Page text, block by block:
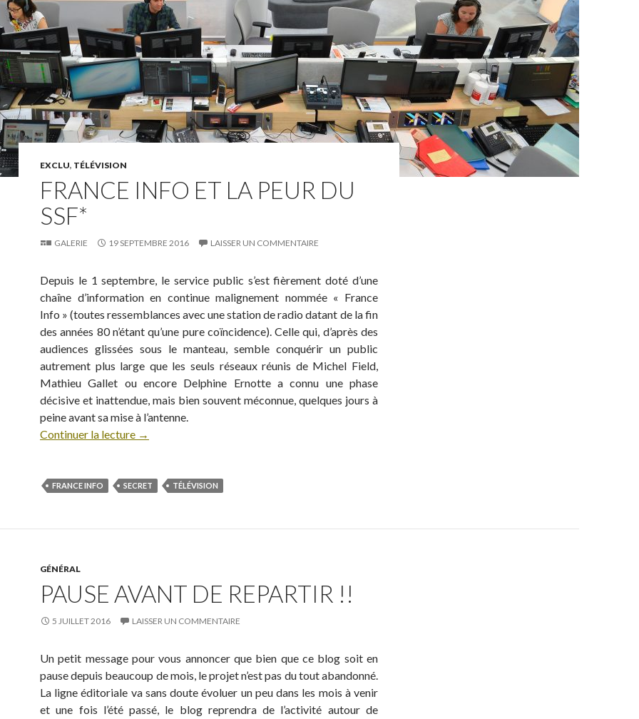
EXCLU, TÉLÉVISION
FRANCE INFO ET LA PEUR DU
SSF*
GALERIE 19 SEPTEMBRE 2016 LAISSER UN COMMENTAIRE
Depuis le 1 septembre, le service public s’est fièrement doté d’une
chaîne d’information en continue malignement nommée « France
Info » (toutes ressemblances avec une station de radio datant de la fin
des années 80 n’étant qu’une pure coïncidence). Celle qui, d’après des
audiences glissées sous le manteau, semble conquérir un public
autrement plus large que les seuls réseaux réunis de Michel Field,
Mathieu Gallet ou encore Delphine Ernotte a connu une phase
décisive et inattendue, mais bien souvent méconnue, quelques jours à
peine avant sa mise à l’antenne.
Continuer la lecture →
FRANCE INFO SECRET TÉLÉVISION
GÉNÉRAL
PAUSE AVANT DE REPARTIR !!
5 JUILLET 2016 LAISSER UN COMMENTAIRE
Un petit message pour vous annoncer que bien que ce blog soit en
pause depuis beaucoup de mois, le projet n’est pas du tout abandonné.
La ligne éditoriale va sans doute évoluer un peu dans les mois à venir
et une fois l’été passé, le blog reprendra de l’activité autour de